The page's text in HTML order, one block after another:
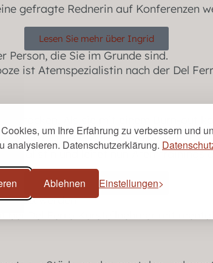
um Ihre Erfahrung zu verbessern und
analysieren. Datenschutzerklärung.
Ablehnen Einstellungen
gefragte Rednerin auf Konferenzen
Lesen Sie mehr über Ingrid
Person, die Sie im Grunde sind.
Als sie mit einem Burn-out
ihre Symptome vollständig los. Im
und leitet nun Atemtrainings
Lesen Sie mehr über Cecilia
loszuwerden